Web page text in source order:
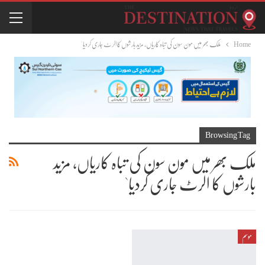
Home ملک بھر میں مون سون کی تباہ کاریاں، مزید بارشوں کا الرٹ جاری کردیا`
Browsing Tag
ملک بھر میں مون سون کی تباہ کاریاں، مزید
بارشوں کا الرٹ جاری کردیا`
موسم